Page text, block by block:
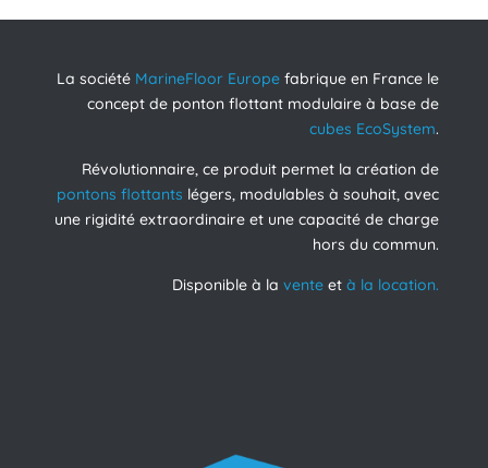
La société MarineFloor Europe fabrique en France le
concept de ponton flottant modulaire à base de
cubes EcoSystem.
Révolutionnaire, ce produit permet la création de
pontons flottants légers, modulables à souhait, avec
une rigidité extraordinaire et une capacité de charge
hors du commun.
Disponible à lavente età la location.